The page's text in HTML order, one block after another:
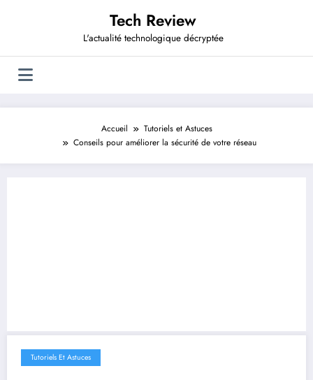
Tech Review
L'actualité technologique décryptée
Accueil
Tutoriels et Astuces
Conseils pour améliorer la sécurité de votre réseau
Tutoriels Et Astuces